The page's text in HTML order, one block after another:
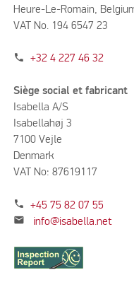
Heure-Le-Romain,
VAT No. 194 6547 23
phone +32 4 227 46 32
Siège social et fabricant
Isabella A/S
Isabellahøj 3
7100 Vejle
Denmark
VAT No: 87619117
phone +45 75 82 07 55
mail info@isabella.net